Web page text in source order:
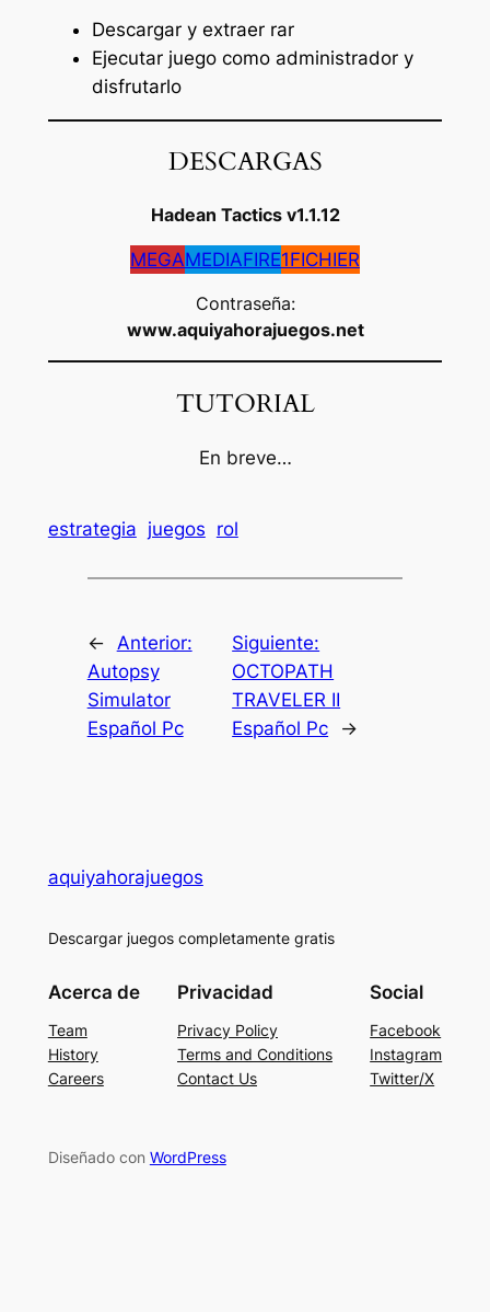
Descargar y extraer rar
Ejecutar juego como administrador y
disfrutarlo
DESCARGAS
Hadean Tactics v1.1.12
MEGAMEDIAFIRE1FICHIER
Contraseña:
www.aquiyahorajuegos.net
TUTORIAL
En breve…
estrategia juegos rol
←
Anterior:
Autopsy
Simulator
Español Pc
Siguiente:
OCTOPATH
TRAVELER II
Español Pc
→
aquiyahorajuegos
Descargar juegos completamente gratis
Acerca de
Team
History
Careers
Privacidad
Privacy Policy
Terms and Conditions
Contact Us
Social
Facebook
Instagram
Twitter/X
Diseñado con WordPress